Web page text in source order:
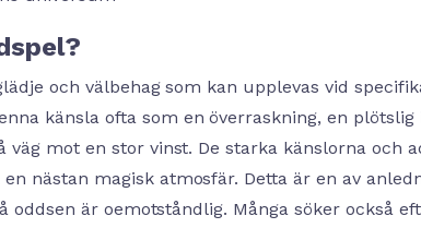
och välbehag som kan upplevas vid
känsla ofta som en överraskning, en
mot en stor vinst. De starka känslorna och
nästan magisk atmosfär. Detta är en av
oddsen är oemotståndlig. Många söker också